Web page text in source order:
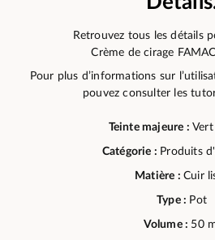
Retrouvez tous les détails
Crème de cirage
Pour plus d’informations sur
pouvez consulter les
Teinte majeure :
Catégorie : Produits
Matière : Cuir
Type : Pot
Volume : 50